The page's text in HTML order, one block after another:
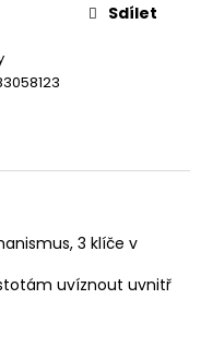
Sdílet
3 klíče v
uvíznout uvnitř